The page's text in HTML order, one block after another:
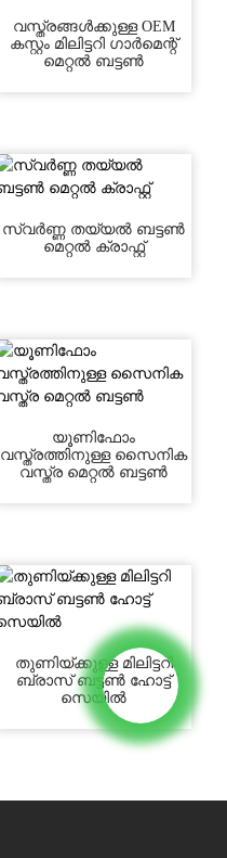
വസ്ത്രങ്ങൾക്കുള്ള OEM
കസ്റ്റം മിലിട്ടറി ഗാർമെന്റ്
മെറ്റൽ ബട്ടൺ
സ്വർണ്ണ തയ്യൽ ബട്ടൺ
മെറ്റൽ ക്രാഫ്റ്റ്
യൂണിഫോം
വസ്ത്രത്തിനുള്ള സൈനിക
വസ്ത്ര മെറ്റൽ ബട്ടൺ
തുണിയ്ക്കുള്ള മിലിട്ടറി
ബ്രാസ് ബട്ടൺ ഹോട്ട്
സെയിൽ